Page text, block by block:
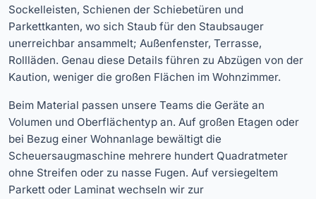
Sockelleisten, Schienen der Schiebetüren und
Parkettkanten, wo sich Staub für den Staubsauger
unerreichbar ansammelt; Außenfenster, Terrasse,
Rollläden. Genau diese Details führen zu Abzügen von der
Kaution, weniger die großen Flächen im Wohnzimmer.
Beim Material passen unsere Teams die Geräte an
Volumen und Oberflächentyp an. Auf großen Etagen oder
bei Bezug einer Wohnanlage bewältigt die
Scheuersaugmaschine mehrere hundert Quadratmeter
ohne Streifen oder zu nasse Fugen. Auf versiegeltem
Parkett oder Laminat wechseln wir zur